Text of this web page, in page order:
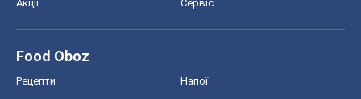
Акції Сервіс
Food Oboz
Рецепти Напої